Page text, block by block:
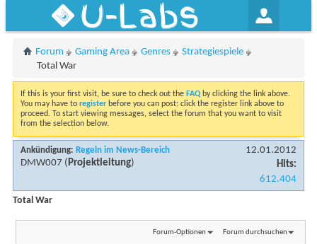
U-Labs
Forum Gaming Area Genres
Strategiespiele
Total War
If this is your first visit, be sure to check out the FAQ by clicking the link above.
You may have to register before you can post: click the register link above to
proceed. To start viewing messages, select the forum that you want to visit
from the selection below.
Ankündigung: Regeln im News-Bereich
DMW007 (Projektleitung)
12.01.2012
Hits:
612.404
Total War
Forum-Optionen Forum durchsuchen